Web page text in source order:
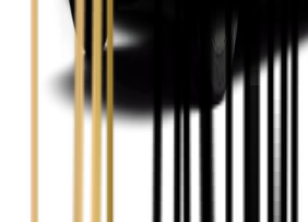
Toyota Corolla
Toyota Prius